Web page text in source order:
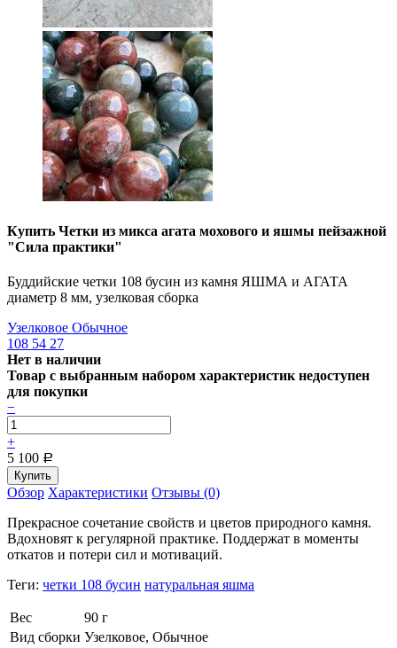
Купить Четки из микса агата мохового и яшмы пейзажной
"Сила практики"
Буддийские четки 108 бусин из камня ЯШМА и АГАТА
диаметр 8 мм, узелковая сборка
Узелковое Обычное
108 54 27
Нет в наличии
Товар с выбранным набором характеристик недоступен
для покупки
−
+
5 100 Р
Обзор Характеристики Отзывы (0)
Прекрасное сочетание свойств и цветов природного камня.
Вдохновят к регулярной практике. Поддержат в моменты
откатов и потери сил и мотиваций.
Теги: четки 108 бусин натуральная яшма
Вес
90 г
Вид сборки Узелковое, Обычное